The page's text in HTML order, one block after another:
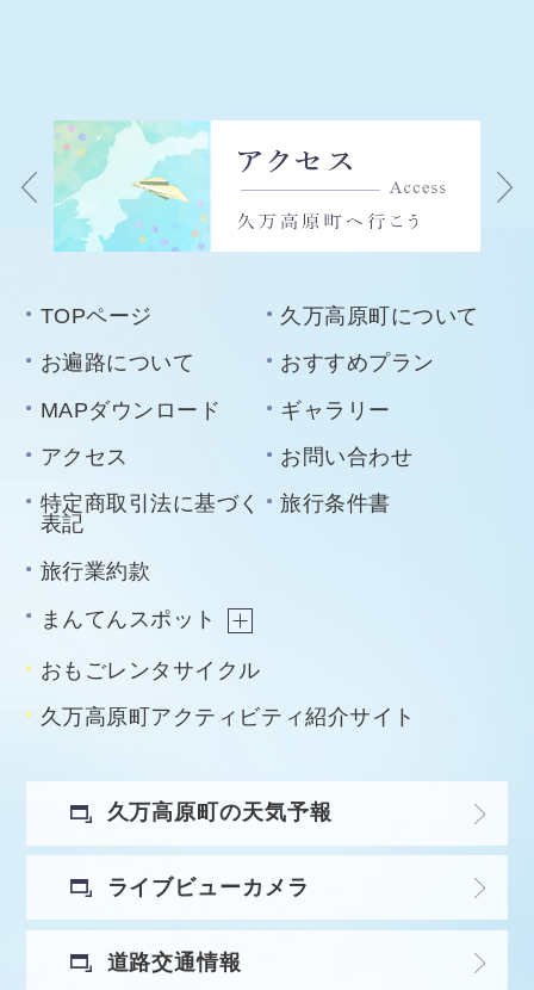
TOPページ
久万高原町について
お遍路について
おすすめプラン
MAPダウンロード
ギャラリー
アクセス
お問い合わせ
特定商取引法に基づく
表記
旅行条件書
旅行業約款
まんてんスポット
おもごレンタサイクル
久万高原町アクティビティ紹介サイト
久万高原町の天気予報
ライブビューカメラ
道路交通情報